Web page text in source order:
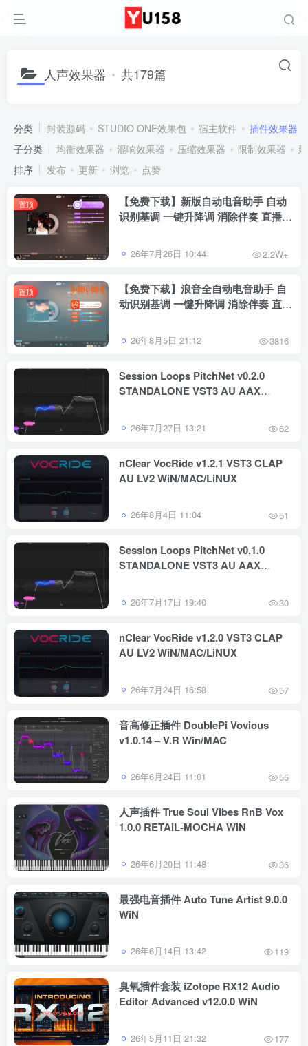
人声效果器 共179篇
分类 封装源码 STUDIO ONE效果包 宿主软件
插件效果器
子分类
均衡效果器 混响效果器 压缩效果器 限制效果器
排序
发布 更新 浏览 点赞
置顶
【免费下载】新版自动电音助手 自动
识别基调 一键升降调 消除伴奏 直播唱
26年7月26日 10:44 2.2W+
置顶
【免费下载】浪音全自动电音助手 自
动识别基调 一键升降调 消除伴奏 直播
26年8月5日 21:12 3816
Session Loops PitchNet v0.2.0
STANDALONE VST3 AU AAX
26年7月27日 13:21 62
nClear VocRide v1.2.1 VST3 CLAP
AU LV2 WiN/MAC/LiNUX
26年8月4日 11:04 51
Session Loops PitchNet v0.1.0
STANDALONE VST3 AU AAX
26年7月17日 19:40 30
nClear VocRide v1.2.0 VST3 CLAP
AU LV2 WiN/MAC/LiNUX
26年7月24日 16:58 57
音高修正插件 DoublePi Vovious
v1.0.14 – V.R Win/MAC
26年6月24日 11:01 55
人声插件 True Soul Vibes RnB Vox
1.0.0 RETAiL-MOCHA WiN
26年6月20日 11:48 36
最强电音插件 Auto Tune Artist 9.0.0
WiN
26年6月14日 13:42 119
臭氧插件套装 iZotope RX12 Audio
Editor Advanced v12.0.0 WiN
26年5月11日 21:32 177